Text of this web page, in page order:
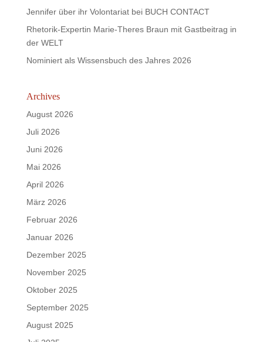
Jennifer über ihr Volontariat bei BUCH CONTACT
Rhetorik-Expertin Marie-Theres Braun mit Gastbeitrag in
der WELT
Nominiert als Wissensbuch des Jahres 2026
Archives
August 2026
Juli 2026
Juni 2026
Mai 2026
April 2026
März 2026
Februar 2026
Januar 2026
Dezember 2025
November 2025
Oktober 2025
September 2025
August 2025